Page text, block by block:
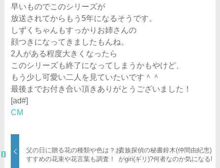
早いものでこのシリーズが
放送されてからもう5年になるそうです。
しずくちゃんもすっかりお姉さんの
顔つきになってきましたもんね。
2人がある程度大きくなったら
このシリーズも終了になってしまうかもやけど、
もう少し可愛い二人を見ていたいです＾＾
最後までお付き合い頂きありがとうございました！
[ad#]
CM
父の日に贈る花の種類や色は？お
すすめの花束や花言葉も調査！
貴族探偵の秘書鈴木(仲間由紀恵)
がgiri(ギリ)?何者なのか気になる!